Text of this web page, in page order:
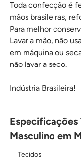
Toda confecção é
mãos brasileiras,
Para melhor
Lavar a mão, não
em máquina ou
não lavar a seco.
Indústria Brasileira!
Especificações
Masculino em
Tecidos